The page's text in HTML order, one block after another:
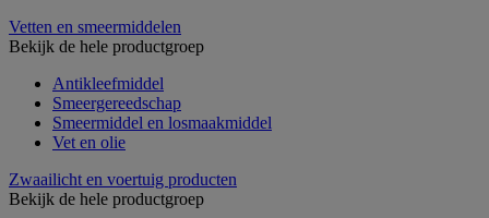
Vetten en smeermiddelen
Bekijk de hele productgroep
Antikleefmiddel
Smeergereedschap
Smeermiddel en losmaakmiddel
Vet en olie
Zwaailicht en voertuig producten
Bekijk de hele productgroep